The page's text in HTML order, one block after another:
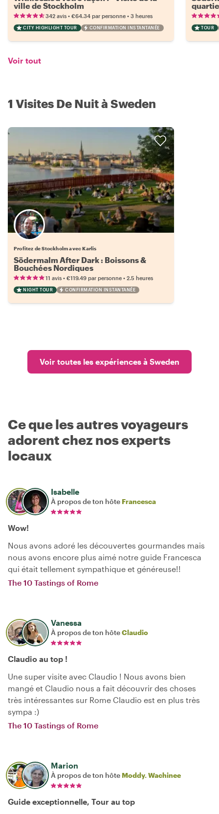
ville de Stockholm
342 avis • €64.34 par personne • 3 heures
CITY HIGHLIGHT TOUR CONFIRMATION INSTANTANÉE TOUR
Voir tout
1 Visites De Nuit à Sweden
Profitez de Stockholm avec Karlis
Södermalm After Dark : Boissons &
Bouchées Nordiques
11 avis • €119.49 par personne • 2.5 heures
NIGHT TOUR CONFIRMATION INSTANTANÉE
Voir toutes les expériences à Sweden
Ce que les autres voyageurs
adorent chez nos experts
locaux
Isabelle
À propos de ton hôte Francesca
Wow!
Nous avons adoré les découvertes gourmandes mais
nous avons encore plus aimé notre guide Francesca
qui était tellement sympathique et généreuse!!
The 10 Tastings of Rome
Vanessa
À propos de ton hôteClaudio
Claudio au top !
Une super visite avec Claudio ! Nous avons bien
mangé et Claudio nous a fait découvrir des choses
très intéressantes sur Rome Claudio est en plus très
sympa :)
The 10 Tastings of Rome
Marion
À propos de ton hôte Moddy. Wachinee
Guide exceptionnelle, Tour au top